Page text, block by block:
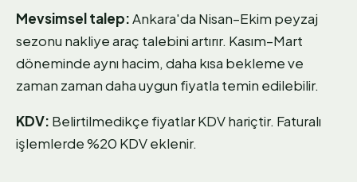
Mevsimsel talep:Ankara'da Nisan–Ekim peyzaj
sezonu nakliye araç talebini artırır. Kasım–Mart
döneminde aynı hacim, daha kısa bekleme ve
zaman zaman daha uygun fiyatla temin edilebilir.
KDV: Belirtilmedikçe fiyatlar KDV hariçtir. Faturalı
işlemlerde %20 KDV eklenir.